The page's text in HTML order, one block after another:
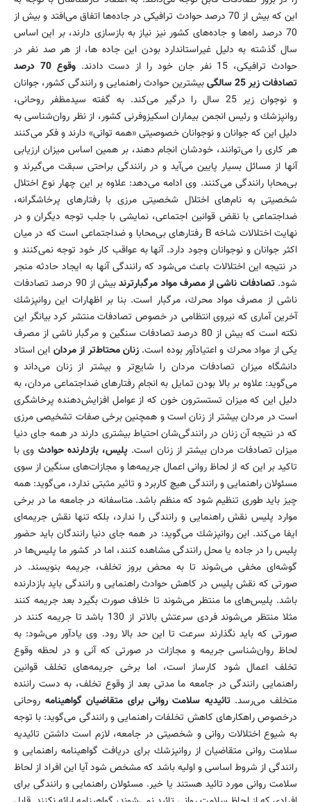
این كه بیش از 70 درصد حوادث ترافیكی در جاده‌ها اتفاق می‌افتد و بیش از
70 درصد راه‌ها و جاده‌های كشور نیز نیاز به بازسازی دارند، بر این اساس
سال گذشته به دلیل غیراستاندارد بودن این جاده ها، از هر صد نفر در
حوادث ترافیكی، 15 نفر جان خود را از دست دادند.
وقوع 70 درصد
تصادفات زیر 25 سالگی
بیشترین حوادث راهنمایی و رانندگی كشور، جوانان
و نوجوان زیر 25 سال را درگیر می‌كند. به گفته سیدمظفر روحانی،
روانپزشك و رئیس انجمن بیماران اسكیزوفرنی كشور، از نظر روان‌شناسی به
دلیل این كه جوانان و نوجوانان خصوصیتی «همه توانی» دارند و فكر می‌كنند
هر كاری را می‌توانند، خودشان انجام دهند، بر همین اساس میزان ارزیابی
آنها از مسائل بسیار پایین می‌آید و در رانندگی براحتی سبقت می‌گیرند و
بی‌محابا رانندگی می‌كنند. وی ادامه می‌دهد: علاوه بر این چهار نوع اختلال
شخصیتی به نام‌های اختلال شخصیتی مرزی با رفتارهای پرخاشگرانه،
ضداجتماعی با نقض قوانین اجتماعی، نمایشی با جلب توجه دیگران و در
نهایت اختلالات شاخه B رفتارهای بی‌محابا و ضداجتماعی است كه در میان
اكثر جوانان و نوجوانان وجود دارد. آنها به عواقب كار خود توجه نمی‌كنند و
در نتیجه این اختلالات باعث می‌شود كه رانندگی آنها به ایجاد حادثه منجر
شود.تصادفات ناشی از مصرف مواد مرگبارترند
بیش از 90 درصد تصادفات
ناشی از مصرف مواد محرك، مرگبار است. بنا بر اظهارات این روانپزشك
آخرین آماری كه نیروی انتظامی در خصوص تصادفات منتشر كرد بیانگر این
نكته است كه بیش از 80 درصد تصادفات سنگین و مرگبار ناشی از مصرف
یكی از مواد محرك و اعتیادآور بوده است.زنان محتاط‌تر از مردان این استاد
دانشگاه میزان تصادفات مردان را شایع‌تر و بیشتر از زنان می‌داند و
می‌گوید: علاوه بر بالا بودن تمایل به انجام رفتارهای ضداجتماعی مردان، به
دلیل این كه میزان تستسترون خون كه از عوامل افزایش‌دهنده پرخاشگری
است در مردان بیشتر از زنان است و همچنین برخی صفات تشخیصی مرزی
كه در نتیجه آن زنان در رانندگی‌شان احتیاط بیشتری دارند در همه جای دنیا
میزان تصادفات مردان بیشتر از زنان است. پلیس، بازدارنده حوادث وی با
تاكید بر این كه از لحاظ روانی اعمال جریمه‌ها و مجازات‌های سنگین از سوی
مسئولان راهنمایی و رانندگی هیچ كاربرد و تاثیر مثبتی ندارد، می‌گوید: همه
چیز باید طوری تنظیم شود كه منظم باشد. متاسفانه در جامعه ما در برخی
موارد پلیس نقش راهنمایی و رانندگی را ندارد، بلكه تنها نقش جریمه‌ای
ایفا می‌كند. این روانپزشك می‌گوید: در همه جای دنیا رانندگان باید حضور
پلیس را در جاده یا محل رانندگی مشاهده كنند، اما در كشور ما پلیس‌ها در
گوشه‌ای مخفی می‌شوند تا به محض بروز تخلف، جریمه بنویسند. در
صورتی كه نقش پلیس در كاهش حوادث راهنمایی و رانندگی باید بازدارنده
باشد. پلیس‌های ما منتظر می‌شوند تا خلاف صورت بگیرد بعد جریمه كنند
مثلا منتظر می‌شوند فردی سرعتش بالاتر از 130 باشد تا جریمه كنند در
صورتی كه باید نگذارند سرعت تا این حد بالا رود. وی یادآور می‌شود: به
لحاظ روان‌شناسی جریمه و مجازات در صورتی كه آنی و در لحظه وقوع
تخلف اعمال شود كارساز است، اما برخی جریمه‌های تخلف قوانین
راهنمایی رانندگی در جامعه ما مدتی بعد از وقوع تخلف، به دست راننده
متخلف می‌رسد.تائیدیه سلامت روانی برای متقاضیان گواهینامه روحانی
درخصوص راهكارهای كاهش تخلفات راهنمایی و رانندگی می‌گوید: با توجه
به شیوع اختلالات روانی و شخصیتی در جامعه، لازم است داشتن تائیدیه
سلامت روانی متقاضیان از روانپزشك برای دریافت گواهینامه راهنمایی و
رانندگی از شروط اساسی و اولیه باشد كه مشخص شود آیا این افراد از لحاظ
سلامت روانی مورد تائید هستند یا خیر. مسئولان راهنمایی و رانندگی برای